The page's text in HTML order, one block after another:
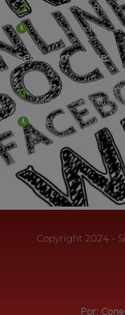
(24) 3323-2848
De segunda à
Sede Campestre:
Estrada
Antônio – Barra
De terça-feira a
Copyright 2024 -
Por: